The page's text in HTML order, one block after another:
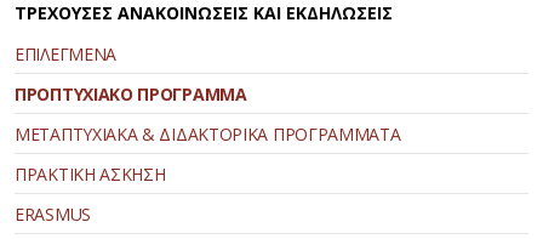
ΤΡΕΧΟΥΣΕΣ ΑΝΑΚΟΙΝΩΣΕΙΣ ΚΑΙ ΕΚΔΗΛΩΣΕΙΣ
ΕΠΙΛΕΓΜΕΝΑ
ΠΡΟΠΤΥΧΙΑΚΟ ΠΡΟΓΡΑΜΜΑ
ΜΕΤΑΠΤΥΧΙΑΚΑ & ΔΙΔΑΚΤΟΡΙΚΑ ΠΡΟΓΡΑΜΜΑΤΑ
ΠΡΑΚΤΙΚΗ ΑΣΚΗΣΗ
ERASMUS